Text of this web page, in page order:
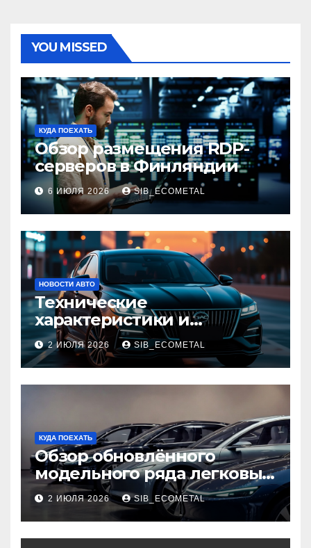
YOU MISSED
КУДА ПОЕХАТЬ
Обзор размещения RDP-
серверов в Финляндии
6 ИЮЛЯ 2026 SIB_ECOMETAL
НОВОСТИ АВТО
Технические
характеристики и
доступные комплектации
GAC Empow
2 ИЮЛЯ 2026 SIB_ECOMETAL
КУДА ПОЕХАТЬ
Обзор обновлённого
модельного ряда легковых
автомобилей 2026 года
2 ИЮЛЯ 2026 SIB_ECOMETAL